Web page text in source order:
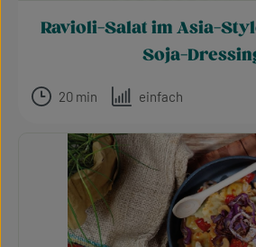
Ravioli-Salat im Asia-
Soja-
20 min einfach